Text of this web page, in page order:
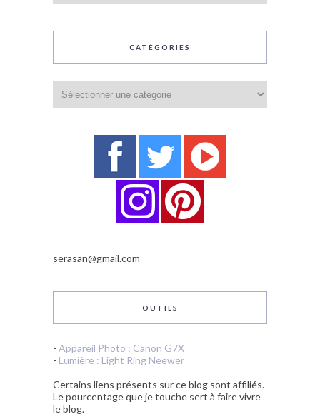
CATÉGORIES
serasan@gmail.com
OUTILS
- Appareil Photo : Canon G7X
- Lumière : Light Ring Neewer
Certains liens présents sur ce blog sont affiliés.
Le pourcentage que je touche sert à faire vivre
le blog.